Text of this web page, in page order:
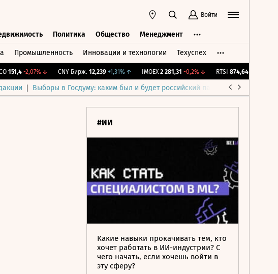
Войти
Политика Общество Менеджмент
Промышленность Инновации и технологии Техуспех
-2,07%↓ CNY Бирж. 12,239 +1,31%↑ IMOEX 2 281,31 -0,2%↓ RTSI 874,64 -1,12%
Выборы в Госдуму: каким был и будет российский парламент
#ИИ
Какие навыки прокачивать тем, кто
хочет работать в ИИ-индустрии? С
чего начать, если хочешь войти в
эту сферу?